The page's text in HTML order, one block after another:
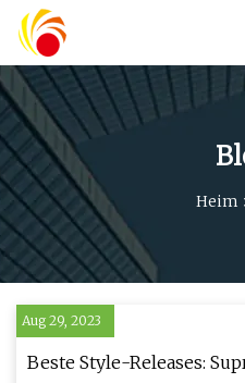
Heim
Aug 29, 2023
Beste Style-Releases: